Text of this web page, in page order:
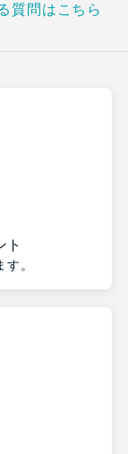
質問はこちら
ト
。